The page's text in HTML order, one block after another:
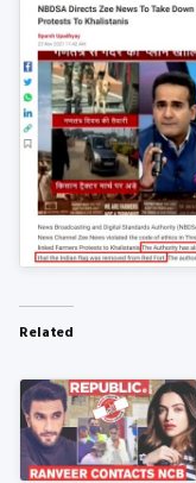
Related